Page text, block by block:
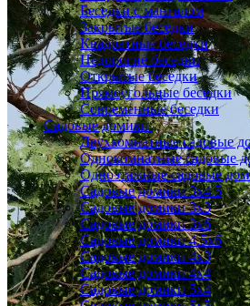
Беседки с мангалом
Закрытые беседки
Квадратные беседки
Недорогие беседки
Открытые беседки
Прямоугольные беседки
Современные беседки
Садовые домики
Двухкомнатные садовые
Однокомнатные садовые
Одноэтажные садовые
Садовые домики 3x4.5
Садовые домики 3х3
Садовые домики 3х6
Садовые домики 4.5x6
Садовые домики 4x3
Садовые домики 4x4
Садовые домики 5х4